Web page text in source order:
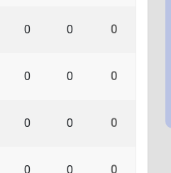
0 0 0
0 0 0
0 0 0
0 0 0